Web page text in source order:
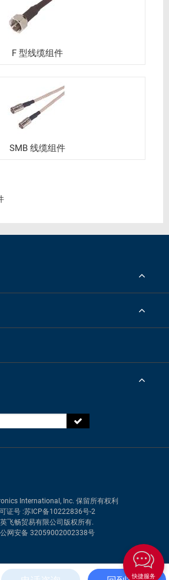
F 型线缆组件
SMB 线缆组件
快捷服务
International, Inc. 保留所有权利
证号 :苏ICP备10222836号-2
飞畅贸易有限公司版权所有.
网安备 32059002002338号